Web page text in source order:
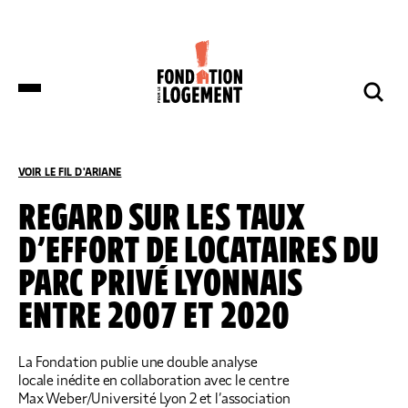
NOTRE ORGANISATION
NOTRE ORGANISATION
NOS COMPTES
IMPACTS ET SUCCÈS
IMPACTS ET SUCCÈS
LUTTER CONTRE L’HABITAT INDIGNE
DES DÉPUTÉS DE HUIT GROUPES
POLITIQUES DÉPOSENT UNE
PROPOSITION DE LOI SUR LES
LOGEMENTS BOUILLOIRES INITIÉE PAR
LA FONDATION POUR LE LOGEMENT
NOS PUBLICATIONS
NOUS SOUTENIR
DON RÉGULIER
DON PONCTUEL
TRANSMETTRE SON PATRIMOINE
VOIR LE FIL D'ARIANE
ACCUEIL COMPRENDRE ET S’INFORMER
REGARD SUR LES TAUX
D’EFFORT DE LOCATAIRES DU
PARC PRIVÉ LYONNAIS
ENTRE 2007 ET 2020
La Fondation publie une double analyse
locale inédite en collaboration avec le centre
Max Weber/Université Lyon 2 et l’association